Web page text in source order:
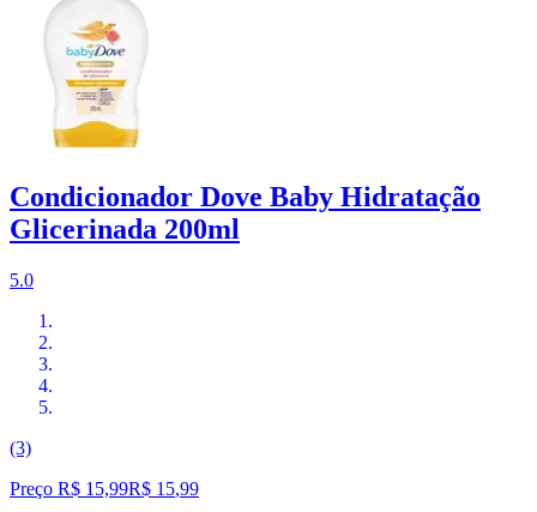
Condicionador Dove Baby Hidratação
Glicerinada 200ml
5.0
(3)
Preço R$ 15,99R$ 15,99